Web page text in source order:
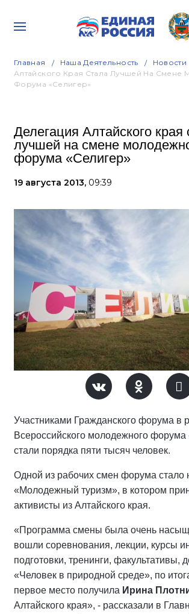
Главная Наша Деятельность Новости
Алтайского Края Стала Лучшей На Смене
Форума «Селигер»
Делегация Алтайского края
лучшей на смене
форума «Селигер»
19 августа 2013, 09:39
Участниками Гражданского форума в
Всероссийского молодежного форума
стали порядка пяти тысяч человек.
Одной из рабочих смен форума стало
«Молодежный туризм», в котором
активисты из Алтайского края.
«Программа смены была очень
вошли соревнования, лекции, курсы
подготовки, тренинги, факультативы,
«Человек в природной среде», по
первое место получила Ирина
Алтайского края», - рассказали в